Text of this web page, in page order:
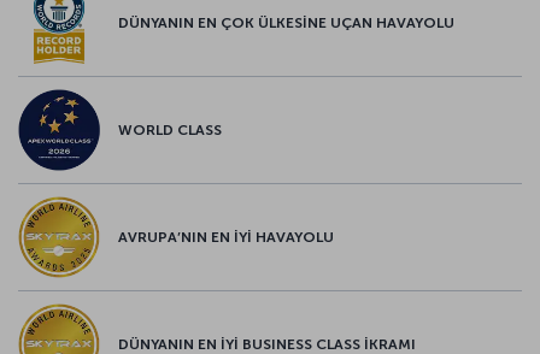
DÜNYANIN EN ÇOK ÜLKESİNE UÇAN HAVAYOLU
WORLD CLASS
AVRUPA’NIN EN İYİ HAVAYOLU
DÜNYANIN EN İYİ BUSINESS CLASS İKRAMI